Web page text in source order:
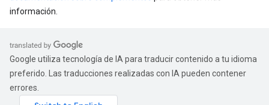
información.
Google utiliza tecnología de IA para traducir contenido a tu idioma
preferido. Las traducciones realizadas con IA pueden contener
errores.